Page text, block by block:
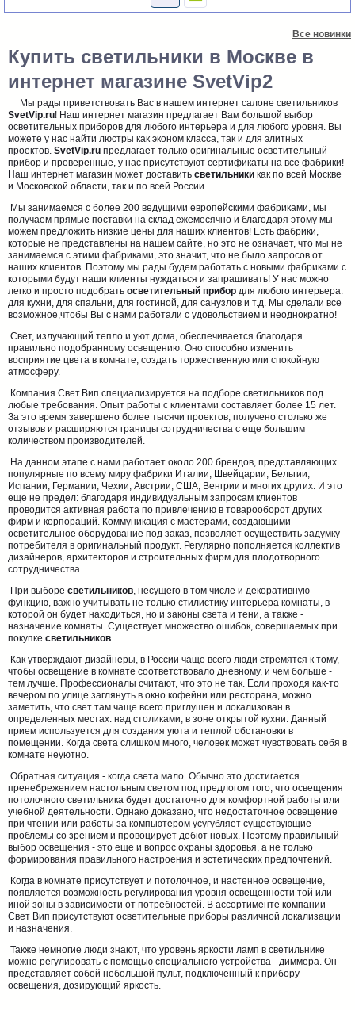
Все новинки
Купить светильники в Москве в
интернет магазине SvetVip2
Мы рады приветствовать Вас в нашем интернет салоне светильников
SvetVip.ru! Наш интернет магазин предлагает Вам большой выбор
осветительных приборов для любого интерьера и для любого уровня. Вы
можете у нас найти люстры как эконом класса, так и для элитных
проектов. SvetVip.ru предлагает только оригинальные осветительный
прибор и проверенные, у нас присутствуют сертификаты на все фабрики!
Наш интернет магазин может доставить светильники как по всей Москве
и Московской области, так и по всей России.
Мы занимаемся с более 200 ведущими европейскими фабриками, мы
получаем прямые поставки на склад ежемесячно и благодаря этому мы
можем предложить низкие цены для наших клиентов! Есть фабрики,
которые не представлены на нашем сайте, но это не означает, что мы не
занимаемся с этими фабриками, это значит, что не было запросов от
наших клиентов. Поэтому мы рады будем работать с новыми фабриками с
которыми будут наши клиенты нуждаться и запрашивать! У нас можно
легко и просто подобрать осветительный прибор для любого интерьера:
для кухни, для спальни, для гостиной, для санузлов и т.д. Мы сделали все
возможное,чтобы Вы с нами работали с удовольствием и неоднократно!
Свет, излучающий тепло и уют дома, обеспечивается благодаря
правильно подобранному освещению. Оно способно изменить
восприятие цвета в комнате, создать торжественную или спокойную
атмосферу.
Компания Свет.Вип специализируется на подборе светильников под
любые требования. Опыт работы с клиентами составляет более 15 лет.
За это время завершено более тысячи проектов, получено столько же
отзывов и расширяются границы сотрудничества с еще большим
количеством производителей.
На данном этапе с нами работает около 200 брендов, представляющих
популярные по всему миру фабрики Италии, Швейцарии, Бельгии,
Испании, Германии, Чехии, Австрии, США, Венгрии и многих других. И это
еще не предел: благодаря индивидуальным запросам клиентов
проводится активная работа по привлечению в товарооборот других
фирм и корпораций. Коммуникация с мастерами, создающими
осветительное оборудование под заказ, позволяет осуществить задумку
потребителя в оригинальный продукт. Регулярно пополняется коллектив
дизайнеров, архитекторов и строительных фирм для плодотворного
сотрудничества.
При выборе светильников, несущего в том числе и декоративную
функцию, важно учитывать не только стилистику интерьера комнаты, в
которой он будет находиться, но и законы света и тени, а также -
назначение комнаты. Существует множество ошибок, совершаемых при
покупке светильников.
Как утверждают дизайнеры, в России чаще всего люди стремятся к тому,
чтобы освещение в комнате соответствовало дневному, и чем больше -
тем лучше. Профессионалы считают, что это не так. Если проходя как-то
вечером по улице заглянуть в окно кофейни или ресторана, можно
заметить, что свет там чаще всего приглушен и локализован в
определенных местах: над столиками, в зоне открытой кухни. Данный
прием используется для создания уюта и теплой обстановки в
помещении. Когда света слишком много, человек может чувствовать себя в
комнате неуютно.
Обратная ситуация - когда света мало. Обычно это достигается
пренебрежением настольным светом под предлогом того, что освещения
потолочного светильника будет достаточно для комфортной работы или
учебной деятельности. Однако доказано, что недостаточное освещение
при чтении или работы за компьютером усугубляет существующие
проблемы со зрением и провоцирует дебют новых. Поэтому правильный
выбор освещения - это еще и вопрос охраны здоровья, а не только
формирования правильного настроения и эстетических предпочтений.
Когда в комнате присутствует и потолочное, и настенное освещение,
появляется возможность регулирования уровня освещенности той или
иной зоны в зависимости от потребностей. В ассортименте компании
Свет Вип присутствуют осветительные приборы различной локализации
и назначения.
Также немногие люди знают, что уровень яркости ламп в светильнике
можно регулировать с помощью специального устройства - диммера. Он
представляет собой небольшой пульт, подключенный к прибору
освещения, дозирующий яркость.